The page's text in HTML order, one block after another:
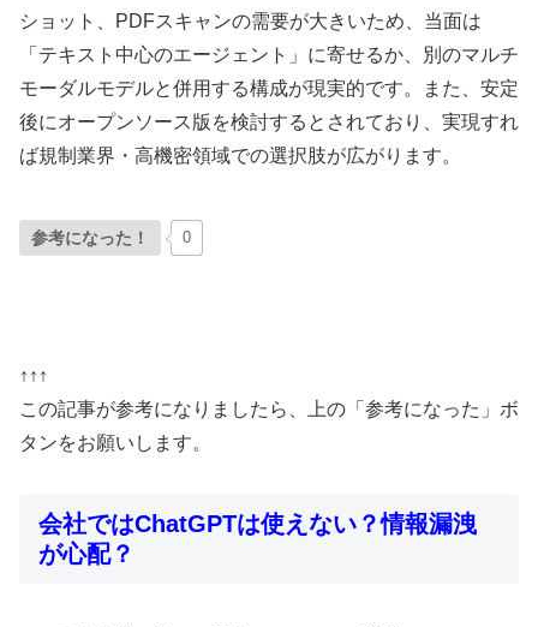
ショット、PDFスキャンの需要が大きいため、当面は
「テキスト中心のエージェント」に寄せるか、別のマルチ
モーダルモデルと併用する構成が現実的です。また、安定
後にオープンソース版を検討するとされており、実現すれ
ば規制業界・高機密領域での選択肢が広がります。
参考になった！ 0
↑↑↑
この記事が参考になりましたら、上の「参考になった」ボ
タンをお願いします。
会社ではChatGPTは使えない？情報漏洩
が心配？